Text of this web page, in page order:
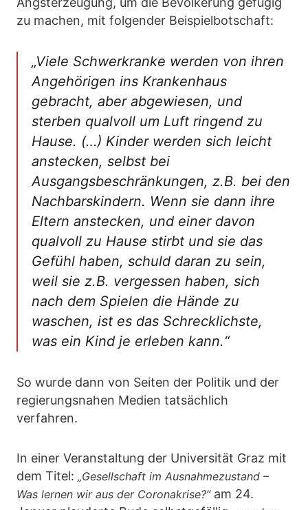
zu machen, mit folgender Beispielbotschaft:
„Viele Schwerkranke werden von ihren
Angehörigen ins Krankenhaus
gebracht, aber abgewiesen, und
sterben qualvoll um Luft ringend zu
Hause. (…) Kinder werden sich leicht
anstecken, selbst bei
Ausgangsbeschränkungen, z.B. bei den
Nachbarskindern. Wenn sie dann ihre
Eltern anstecken, und einer davon
qualvoll zu Hause stirbt und sie das
Gefühl haben, schuld daran zu sein,
weil sie z.B. vergessen haben, sich
nach dem Spielen die Hände zu
waschen, ist es das Schrecklichste,
was ein Kind je erleben kann.“
So wurde dann von Seiten der Politik und der
regierungsnahen Medien tatsächlich
verfahren.
In einer Veranstaltung der Universität Graz mit
dem Titel: „Gesellschaft im Ausnahmezustand –
Was lernen wir aus der Coronakrise?“am 24.